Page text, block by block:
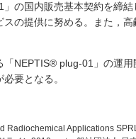
の国内販売基本契約を締
の提供に努める。また，
「NEPTIS® plug-01」の運
要となる。
Applications SPRL